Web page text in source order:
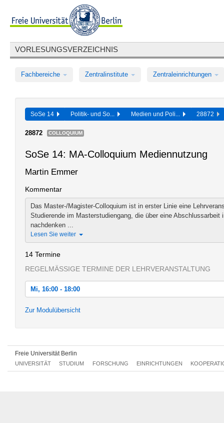
VORLESUNGSVERZEICHNIS
Fachbereiche Zentralinstitute Zentraleinrichtungen
SoSe 14 Politik- und So... Medien und Poli... 28872
28872 COLLOQUIUM
SoSe 14: MA-Colloquium Mediennutzung
Martin Emmer
Kommentar
Das Master-/Magister-Colloquium ist in erster Linie eine
Studierende im Masterstudiengang, die über eine Abschlussarbeit
nachdenken ...
Lesen Sie weiter
14 Termine
REGELMÄSSIGE TERMINE DER LEHRVERANSTALTUNG
Mi, 16:00 - 18:00
Mi, 16.04.2014 16:00 - 18:00
Mi, 07.05.2014 16:00 - 18:00
Mi, 14.05.2014 16:00 - 18:00
Zur Modulübersicht
Freie Universität Berlin
UNIVERSITÄT STUDIUM FORSCHUNG EINRICHTUNGEN